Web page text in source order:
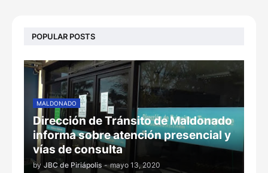
POPULAR POSTS
MALDONADO
Dirección de Tránsito de Maldonado
informa sobre atención presencial y
vías de consulta
by JBC de Piriápolis - mayo 13, 2020